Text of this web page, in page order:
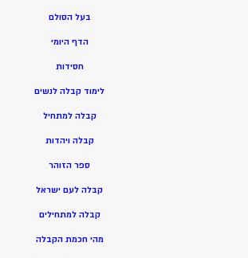
בעל הסולם
הדף היומי
חסידות
לימוד קבלה לנשים
קבלה למתחיל
קבלה ויהדות
ספר הזוהר
קבלה לעם ישראל
קבלה למתחילים
מהי חכמת הקבלה